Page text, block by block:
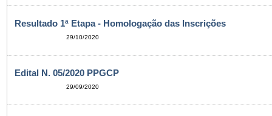
Resultado 1ª Etapa - Homologação das Inscrições
29/10/2020
Edital N. 05/2020 PPGCP
29/09/2020